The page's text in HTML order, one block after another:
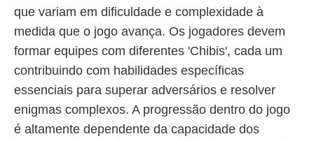
que variam em dificuldade e complexidade à
medida que o jogo avança. Os jogadores devem
formar equipes com diferentes 'Chibis', cada um
contribuindo com habilidades específicas
essenciais para superar adversários e resolver
enigmas complexos. A progressão dentro do jogo
é altamente dependente da capacidade dos